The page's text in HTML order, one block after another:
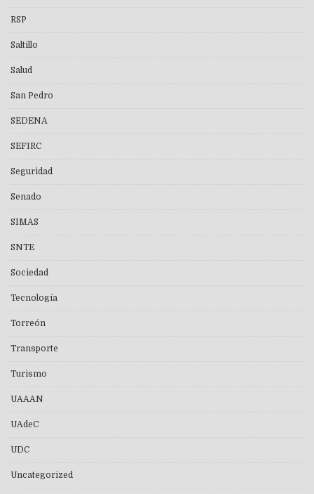
RSP
Saltillo
Salud
San Pedro
SEDENA
SEFIRC
Seguridad
Senado
SIMAS
SNTE
Sociedad
Tecnología
Torreón
Transporte
Turismo
UAAAN
UAdeC
UDC
Uncategorized